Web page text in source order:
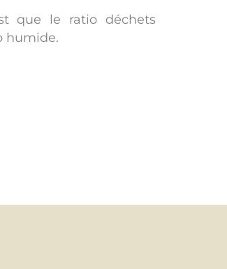
que le ratio déchets
humide.